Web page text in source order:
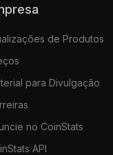
de Produtos
para Divulgação
no CoinStats
API